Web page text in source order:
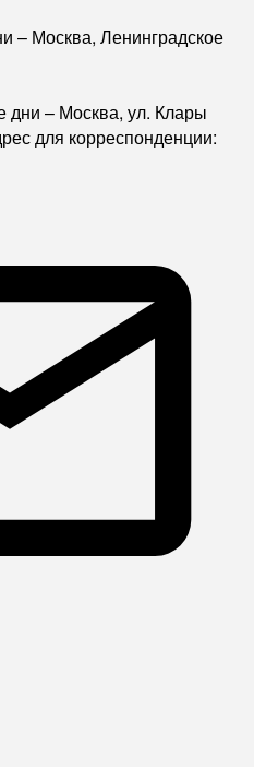
– Москва, Ленинградское
дни – Москва, ул. Клары
для корреспонденции: